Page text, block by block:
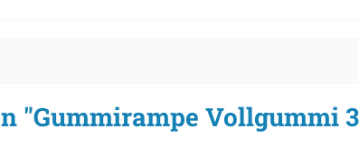
"Gummirampe Vollgummi